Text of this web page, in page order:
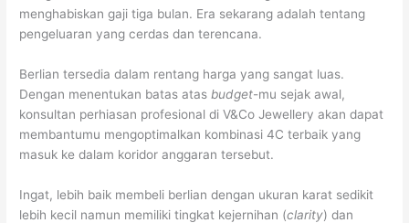
menghabiskan gaji tiga bulan. Era sekarang adalah tentang
pengeluaran yang cerdas dan terencana.
Berlian tersedia dalam rentang harga yang sangat luas.
Dengan menentukan batas atas budget-mu sejak awal,
konsultan perhiasan profesional di V&Co Jewellery akan dapat
membantumu mengoptimalkan kombinasi 4C terbaik yang
masuk ke dalam koridor anggaran tersebut.
Ingat, lebih baik membeli berlian dengan ukuran karat sedikit
lebih kecil namun memiliki tingkat kejernihan (clarity) dan